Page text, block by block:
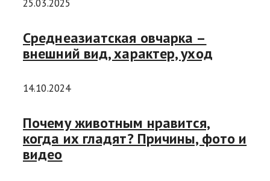
25.03.2025
Среднеазиатская овчарка –
внешний вид, характер, уход
14.10.2024
Почему животным нравится,
когда их гладят? Причины, фото и
видео